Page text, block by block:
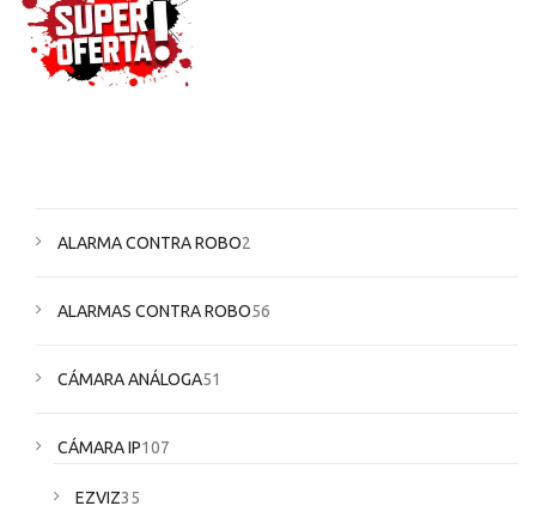
ALARMA CONTRA ROBO2
ALARMAS CONTRA ROBO56
CÁMARA ANÁLOGA51
CÁMARA IP107
EZVIZ35